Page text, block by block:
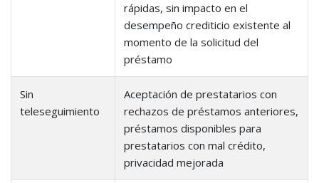
rápidas, sin impacto en el
desempeño crediticio existente al
momento de la solicitud del
préstamo
Sin
teleseguimiento
Aceptación de prestatarios con
rechazos de préstamos anteriores,
préstamos disponibles para
prestatarios con mal crédito,
privacidad mejorada